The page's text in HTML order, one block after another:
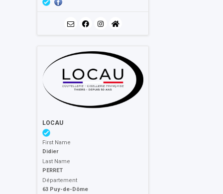
LOCAU
First Name
Didier
Last Name
PERRET
Département
63 Puy-de-Dôme